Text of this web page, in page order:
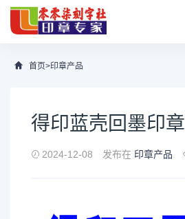
首页>印章产品
得印蓝壳回墨印章
2024-12-08 发布在 印章产品